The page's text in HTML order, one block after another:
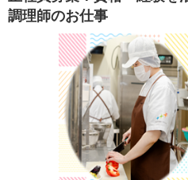
調理師のお仕事